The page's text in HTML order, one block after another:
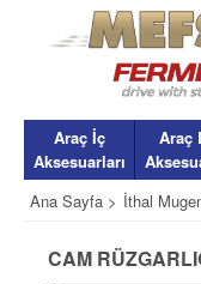
Araç İç
Aksesuarları
Araç
Ana Sayfa > İthal
CAM